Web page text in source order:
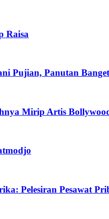
Raisa
Pujian, Panutan
Mirip Artis
Pelesiran Pesawat